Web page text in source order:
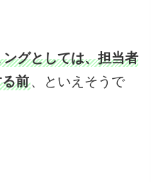
グとしては、担当者
前、といえそうで